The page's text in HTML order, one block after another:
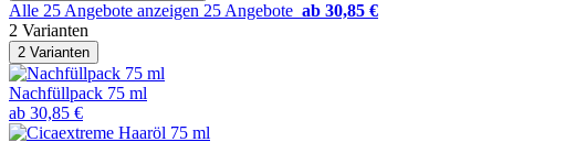
Alle 25 Angebote anzeigen 25 Angebote ab 30,85 €
2 Varianten
2 Varianten
Nachfüllpack 75 ml
ab 30,85 €